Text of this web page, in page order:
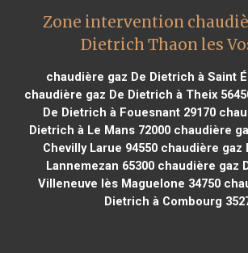
Zone intervention
Dietrich Thaon les
chaudière gaz De Dietrich à Saint
chaudière gaz De Dietrich à Theix
De Dietrich à Fouesnant 29170
Dietrich à Le Mans 72000 chaudière
Chevilly Larue 94550chaudière gaz
Lannemezan 65300chaudière gaz
Villeneuve lès Maguelone 34750
Dietrich à Combourg